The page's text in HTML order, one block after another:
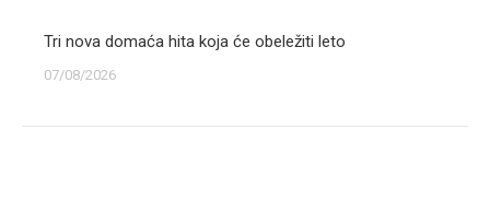
Tri nova domaća hita koja će obeležiti leto
07/08/2026